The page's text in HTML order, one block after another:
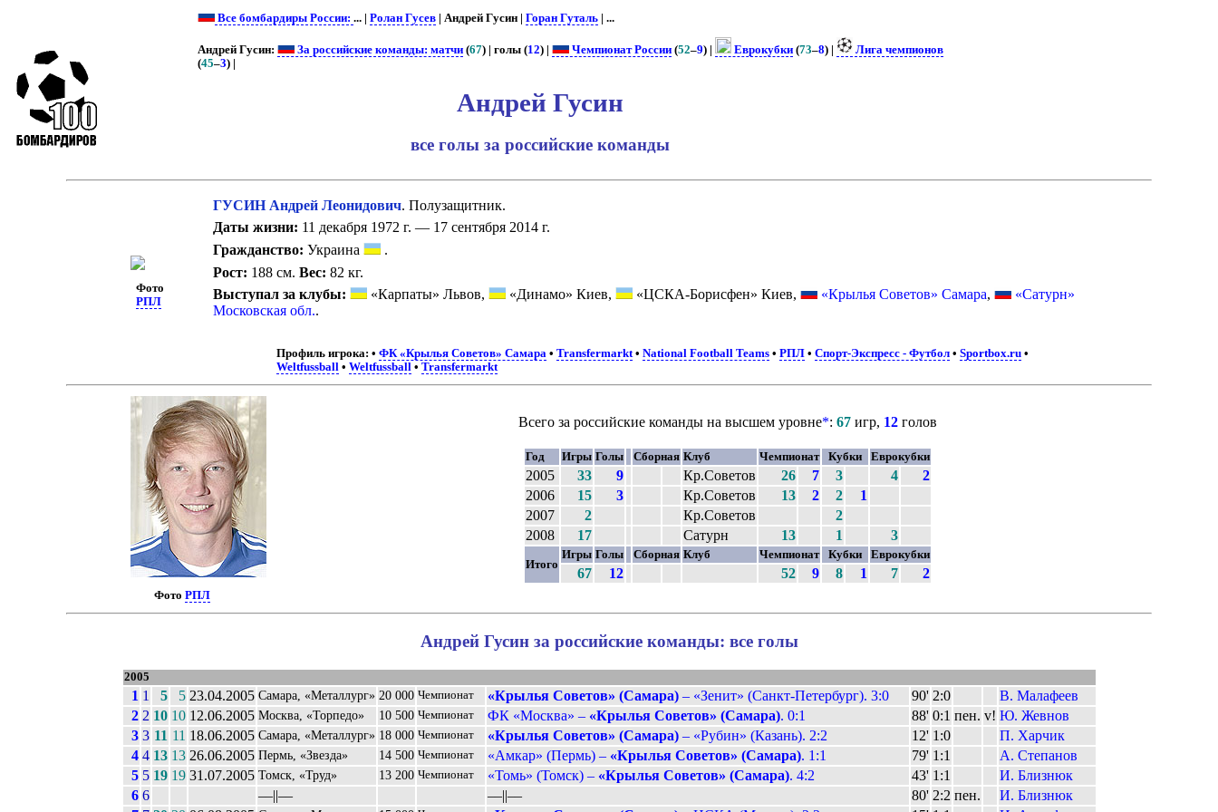
Все бомбардиры России:... |Ролан Гусев | Андрей Гусин |Горан Гуталь | ...
Андрей Гусин: За российские команды: матчи (67) | голы (12) | Чемпионат России (52–9) | Еврокубки (73–8) |
Лига чемпионов
(45–3) |
Андрей Гусин
все голы за российские команды
Фото
РПЛ
ГУСИН Андрей Леонидович. Полузащитник.
Даты жизни: 11 декабря 1972 г. — 17 сентября 2014 г.
Гражданство: Украина
.
Рост: 188 см. Вес: 82 кг.
Выступал за клубы:
«Карпаты» Львов, «Динамо» Киев, «ЦСКА-Борисфен» Киев, «Крылья Советов» Самара,
«Сатурн»
Московская обл..
Профиль игрока: • ФК «Крылья Советов» Самара• Transfermarkt• National Football Teams• РПЛ• Спорт-Экспресс - Футбол• Sportbox.ru•
Weltfussball• Weltfussball• Transfermarkt
Фото РПЛ
Всего за российские команды на высшем уровне*: 67 игр, 12 голов
Год Игры Голы Сборная Клуб Чемпионат Кубки Еврокубки
2005 33 9 Кр.Советов 26 7 3 4
2
2006
15 3 Кр.Советов 13 2 2
1
2007
2 Кр.Советов
2
2008
17 Сатурн 13 1 3
Итого
Игры Голы Сборная Клуб Чемпионат Кубки Еврокубки
67 12 52 9 8 1 7 2
Андрей Гусин за российские команды: все голы
2005
1 1 5 5 23.04.2005 Самара, «Металлург» 20 000 Чемпионат «Крылья Советов» (Самара)– «Зенит» (Санкт-Петербург). 3:0 90' 2:0
В. Малафеев
2 2 10 10 12.06.2005 Москва, «Торпедо» 10 500 Чемпионат ФК «Москва» – «Крылья Советов» (Самара). 0:1 88' 0:1 пен. v! Ю. Жевнов
3 3 11 11 18.06.2005 Самара, «Металлург» 18 000 Чемпионат «Крылья Советов» (Самара)– «Рубин» (Казань). 2:2 12' 1:0
П. Харчик
4 4 13 13 26.06.2005 Пермь, «Звезда» 14 500 Чемпионат «Амкар» (Пермь) – «Крылья Советов» (Самара). 1:1 79' 1:1
А. Степанов
5 5 19 19 31.07.2005 Томск, «Труд» 13 200 Чемпионат «Томь» (Томск) – «Крылья Советов» (Самара). 4:2 43' 1:1
И. Близнюк
6 6 ––||–– ––||–– 80' 2:2 пен.
И. Близнюк